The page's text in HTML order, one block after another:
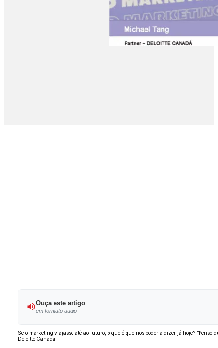
Ouça este artigo
em formato áudio
Se o marketing viajasse até ao futuro, o que é que nos poderia dizer já hoje?
Deloitte Canada.